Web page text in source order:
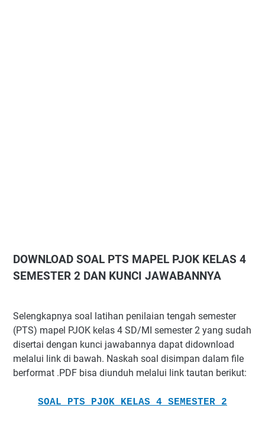
DOWNLOAD SOAL PTS MAPEL PJOK KELAS 4
SEMESTER 2 DAN KUNCI JAWABANNYA
Selengkapnya soal latihan penilaian tengah semester
(PTS) mapel PJOK kelas 4 SD/MI semester 2 yang sudah
disertai dengan kunci jawabannya dapat didownload
melalui link di bawah. Naskah soal disimpan dalam file
berformat .PDF bisa diunduh melalui link tautan berikut:
SOAL PTS PJOK KELAS 4 SEMESTER 2